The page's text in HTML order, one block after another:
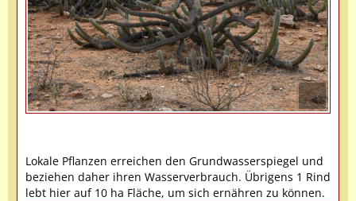
Lokale Pflanzen erreichen den Grundwasserspiegel und
beziehen daher ihren Wasserverbrauch. Übrigens 1 Rind
lebt hier auf 10 ha Fläche, um sich ernähren zu können.